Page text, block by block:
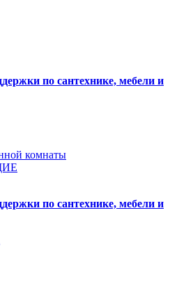
по сантехнике, мебели и
комнаты
по сантехнике, мебели и